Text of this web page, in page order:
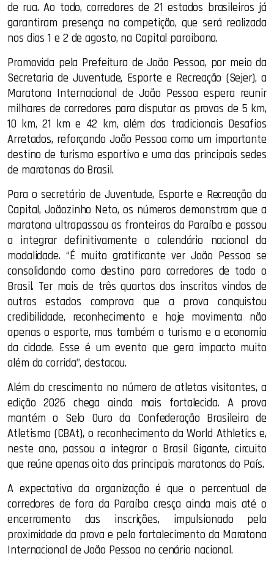
de rua. Ao todo, corredores de 21 estados brasileiros já
garantiram presença na competição, que será realizada
nos dias 1 e 2 de agosto, na Capital paraibana.
Promovida pela Prefeitura de João Pessoa, por meio da
Secretaria de Juventude, Esporte e Recreação (Sejer), a
Maratona Internacional de João Pessoa espera reunir
milhares de corredores para disputar as provas de 5 km,
10 km, 21 km e 42 km, além dos tradicionais Desafios
Arretados, reforçando João Pessoa como um importante
destino de turismo esportivo e uma das principais sedes
de maratonas do Brasil.
Para o secretário de Juventude, Esporte e Recreação da
Capital, Joãozinho Neto, os números demonstram que a
maratona ultrapassou as fronteiras da Paraíba e passou
a integrar definitivamente o calendário nacional da
modalidade. “É muito gratificante ver João Pessoa se
consolidando como destino para corredores de todo o
Brasil. Ter mais de três quartos dos inscritos vindos de
outros estados comprova que a prova conquistou
credibilidade, reconhecimento e hoje movimenta não
apenas o esporte, mas também o turismo e a economia
da cidade. Esse é um evento que gera impacto muito
além da corrida”, destacou.
Além do crescimento no número de atletas visitantes, a
edição 2026 chega ainda mais fortalecida. A prova
mantém o Selo Ouro da Confederação Brasileira de
Atletismo (CBAt), o reconhecimento da World Athletics e,
neste ano, passou a integrar o Brasil Gigante, circuito
que reúne apenas oito das principais maratonas do País.
A expectativa da organização é que o percentual de
corredores de fora da Paraíba cresça ainda mais até o
encerramento das inscrições, impulsionado pela
proximidade da prova e pelo fortalecimento da Maratona
Internacional de João Pessoa no cenário nacional.